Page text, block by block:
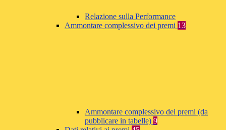
Relazione sulla Performance
Ammontare complessivo dei premi 13
Ammontare complessivo dei premi (da
pubblicare in tabelle) 9